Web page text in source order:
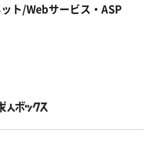
ト/Webサービス・ASP